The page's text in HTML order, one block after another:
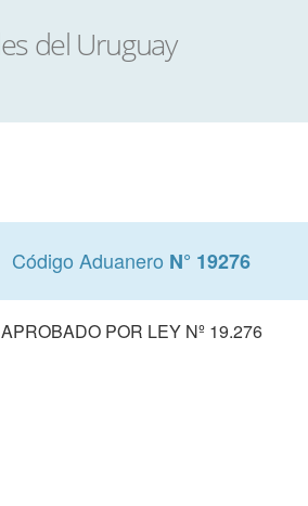
Código Aduanero N° 19276
APROBADO POR LEY Nº 19.276